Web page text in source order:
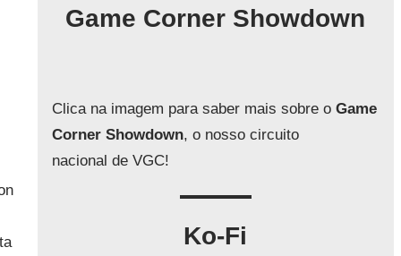
Game Corner Showdown
Clica na imagem para saber mais sobre oGame
Corner Showdown, o nosso circuito
nacional de VGC!
Ko-Fi